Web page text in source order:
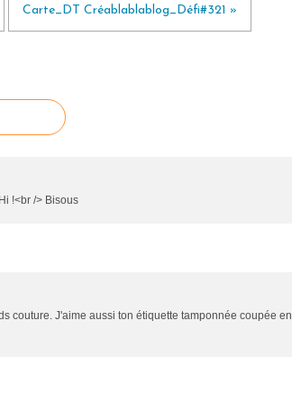
Carte_DT Créablablablog_Défi#321 »
!<br /> Bisous
couture. J'aime aussi ton étiquette tamponnée coupée en